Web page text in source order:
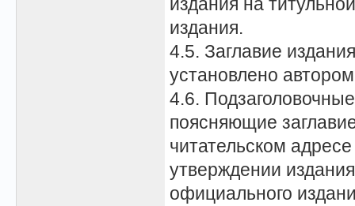
издания.
4.5. Заглавие
установлено
4.6.
поясняющие
читательском
утверждении
официального